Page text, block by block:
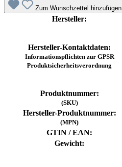
Zum Wunschzettel hinzufügen
Hersteller:
Hersteller-Kontaktdaten:
Informationspflichten zur GPSR
Produktsicherheitsverordnung
Produktnummer:
(SKU)
Hersteller-Produktnummer:
(MPN)
GTIN / EAN:
Gewicht: